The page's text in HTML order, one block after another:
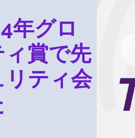
年グロ
賞で先
ティ会